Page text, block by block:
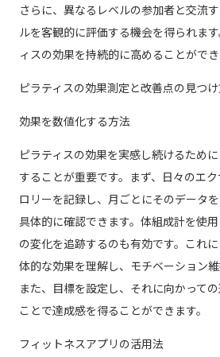
さらに、異なるレベルの参加者と交流
ルを客観的に評価する機会を得られま
ィスの効果を持続的に高めることができ
ピラティスの効果測定と改善点の見つ
効果を数値化する方法
ピラティスの効果を実感し続けるため
することが重要です。まず、日々のエ
ロリーを記録し、月ごとにそのデータ
具体的に確認できます。体組成計を使
の変化を追跡するのも有効です。これ
体的な効果を理解し、モチベーション維
また、目標を設定し、それに向かって
ことで達成感を得ることができます。
フィットネスアプリの活用法